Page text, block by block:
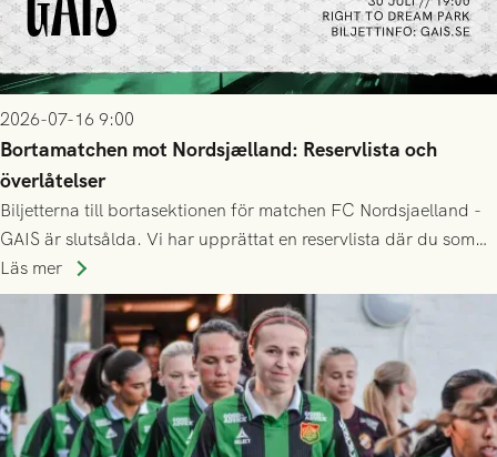
2026-07-16 9:00
Bortamatchen mot Nordsjælland: Reservlista och
överlåtelser
Biljetterna till bortasektionen för matchen FC Nordsjaelland -
GAIS är slutsålda. Vi har upprättat en reservlista där du som
ännu inte har någon biljett kan anmäla ditt intresse. Du kan
inte själv överlåta din biljett till någon annan.
Läs mer